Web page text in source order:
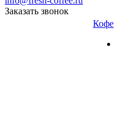
Заказать звонок
Кофе